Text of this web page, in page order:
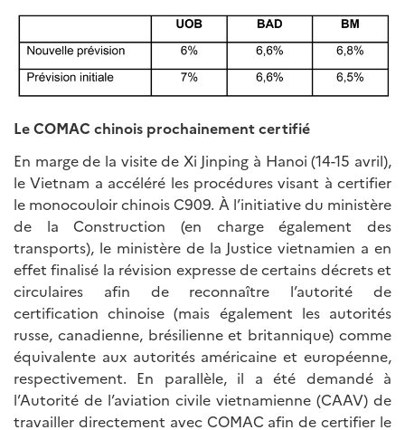
Le COMAC chinois prochainement certifié
En marge de la visite de Xi Jinping à Hanoi (14-15 avril),
le Vietnam a accéléré les procédures visant à certifier
le monocouloir chinois C909. À l’initiative du ministère
de la Construction (en charge également des
transports), le ministère de la Justice vietnamien a en
effet finalisé la révision expresse de certains décrets et
circulaires afin de reconnaître l’autorité de
certification chinoise (mais également les autorités
russe, canadienne, brésilienne et britannique) comme
équivalente aux autorités américaine et européenne,
respectivement. En parallèle, il a été demandé à
l’Autorité de l’aviation civile vietnamienne (CAAV) de
travailler directement avec COMAC afin de certifier le